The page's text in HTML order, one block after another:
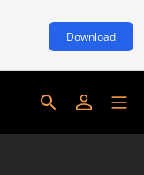
Download